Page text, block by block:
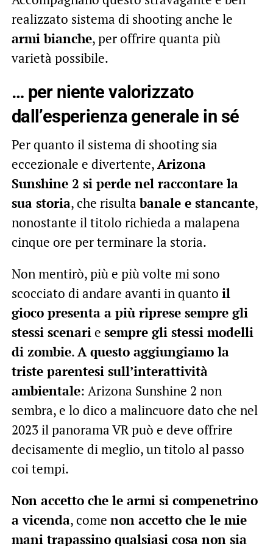
realizzato sistema di shooting anche le
armi bianche, per offrire quanta più
varietà possibile.
… per niente valorizzato
dall’esperienza generale in sé
Per quanto il sistema di shooting sia
eccezionale e divertente,Arizona
Sunshine 2 si perde nel raccontare la
sua storia, che risultabanale e stancante,
nonostante il titolo richieda a malapena
cinque ore per terminare la storia.
Non mentirò, più e più volte mi sono
scocciato di andare avanti in quanto il
gioco presenta a più riprese sempre gli
stessi scenarie sempre gli stessi modelli
di zombie.A questo aggiungiamo la
triste parentesi sull’interattività
ambientale: Arizona Sunshine 2 non
sembra, e lo dico a malincuore dato che nel
2023 il panorama VR può e deve offrire
decisamente di meglio, un titolo al passo
coi tempi.
Non accetto che le armi si compenetrino
a vicenda, come non accetto che le mie
mani trapassino qualsiasi cosa non sia